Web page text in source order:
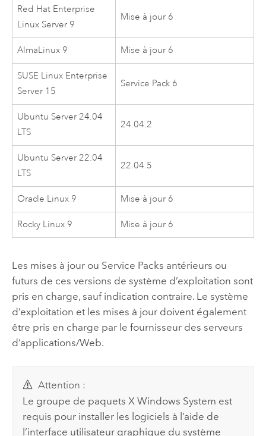
Red Hat Enterprise
Linux Server 9
Mise à jour 6
AlmaLinux 9 Mise à jour 6
SUSE Linux Enterprise
Server 15
Service Pack 6
Ubuntu Server 24.04
LTS
24.04.2
Ubuntu Server 22.04
LTS
22.04.5
Oracle Linux 9 Mise à jour 6
Rocky Linux 9 Mise à jour 6
Les mises à jour ou Service Packs antérieurs ou
futurs de ces versions de système d’exploitation sont
pris en charge, sauf indication contraire. Le système
d’exploitation et les mises à jour doivent également
être pris en charge par le fournisseur des serveurs
d’applications/Web.
Attention :
Le groupe de paquets X Windows System est
requis pour installer les logiciels à l’aide de
l’interface utilisateur graphique du système